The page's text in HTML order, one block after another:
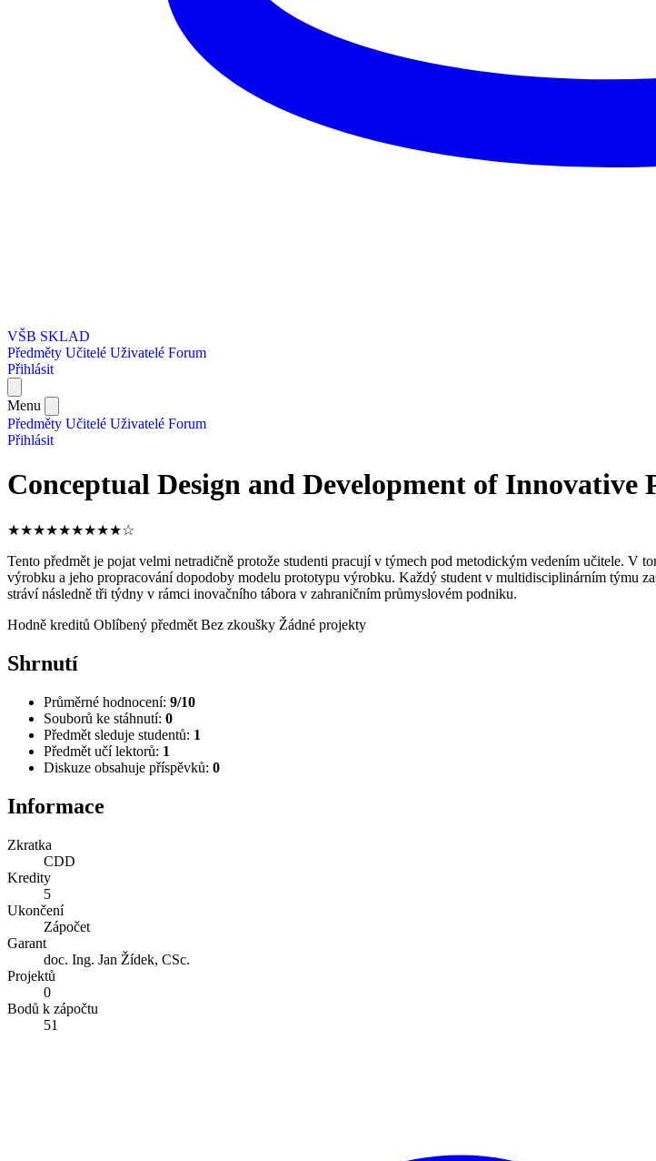
VŠB SKLAD
Předměty Učitelé Uživatelé Forum
Přihlásit
Menu
Předměty Učitelé Uživatelé Forum
Přihlásit
Conceptual Design and Development of Innovative
★★★★★★★★★☆
Tento předmět je pojat velmi netradičně protože studenti pracují v týmech pod metodickým vedením učitele. V
výrobku a jeho propracování dopodoby modelu prototypu výrobku. Každý student v multidisciplinárním týmu
stráví následně tři týdny v rámci inovačního tábora v zahraničním průmyslovém podniku.
Hodně kreditů Oblíbený předmět Bez zkoušky Žádné projekty
Shrnutí
Průměrné hodnocení: 9/10
Souborů ke stáhnutí: 0
Předmět sleduje studentů: 1
Předmět učí lektorů: 1
Diskuze obsahuje příspěvků: 0
Informace
Zkratka
CDD
Kredity
5
Ukončení
Zápočet
Garant
doc. Ing. Jan Žídek, CSc.
Projektů
0
Bodů k zápočtu
51